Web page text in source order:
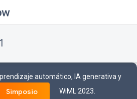
automático, IA generativa y
Simposio WiML 2023.